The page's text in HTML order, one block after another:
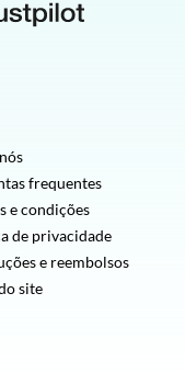
frequentes
e condições
de privacidade
e reembolsos
site